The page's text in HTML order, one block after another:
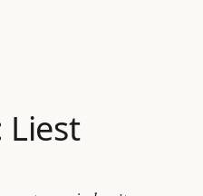
Liest